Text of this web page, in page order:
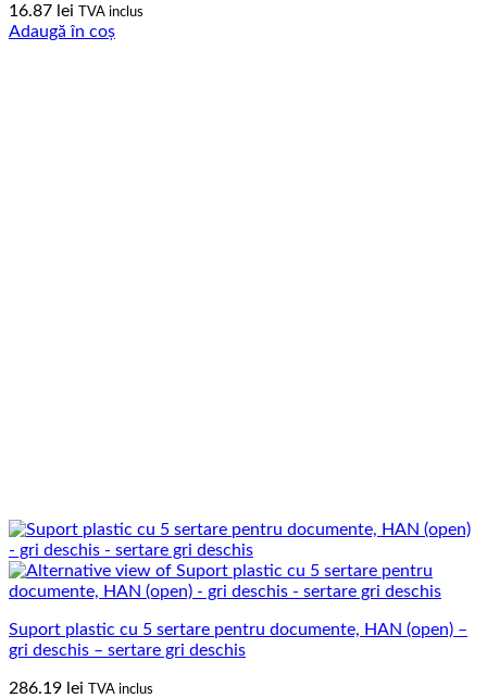
16.87 lei TVA inclus
Adaugă în coș
Suport plastic cu 5 sertare pentru documente, HAN (open) –
gri deschis – sertare gri deschis
286.19 lei TVA inclus